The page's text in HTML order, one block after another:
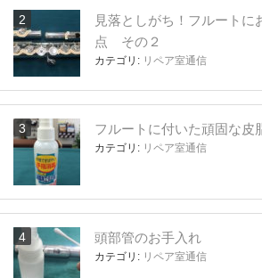
見落としがち！フルートに
点 その２
カテゴリ: リペア室通信
フルートに付いた頑固な皮
カテゴリ: リペア室通信
頭部管のお手入れ
カテゴリ: リペア室通信